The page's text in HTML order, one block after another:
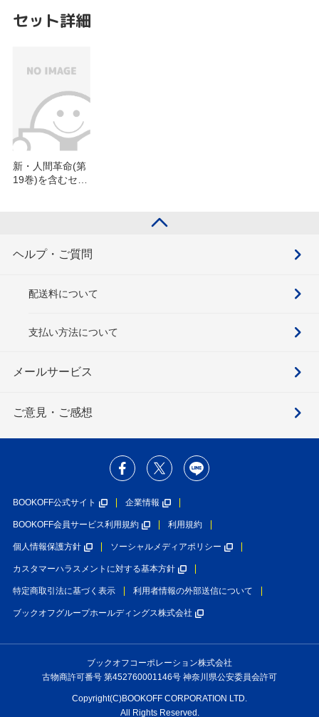
セット詳細
新・人間革命(第
19巻)を含むセッ
ヘルプ・ご質問
配送料について
支払い方法について
メールサービス
ご意見・ご感想
BOOKOFF公式サイト 企業情報
BOOKOFF会員サービス利用規約 利用規約
個人情報保護方針 ソーシャルメディアポリシー
カスタマーハラスメントに対する基本方針
特定商取引法に基づく表示 利用者情報の外部送信について
ブックオフグループホールディングス株式会社
ブックオフコーポレーション株式会社
古物商許可番号 第452760001146号 神奈川県公安委員会許可
Copyright(C)BOOKOFF CORPORATION LTD.
All Rights Reserved.